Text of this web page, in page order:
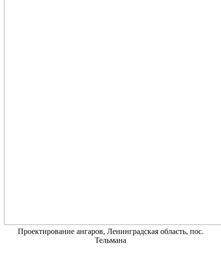
Проектирование ангаров, Ленинградская область, пос.
Тельмана